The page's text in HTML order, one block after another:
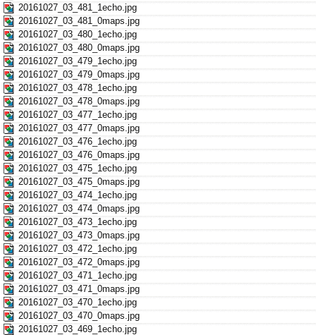
20161027_03_481_1echo.jpg
20161027_03_481_0maps.jpg
20161027_03_480_1echo.jpg
20161027_03_480_0maps.jpg
20161027_03_479_1echo.jpg
20161027_03_479_0maps.jpg
20161027_03_478_1echo.jpg
20161027_03_478_0maps.jpg
20161027_03_477_1echo.jpg
20161027_03_477_0maps.jpg
20161027_03_476_1echo.jpg
20161027_03_476_0maps.jpg
20161027_03_475_1echo.jpg
20161027_03_475_0maps.jpg
20161027_03_474_1echo.jpg
20161027_03_474_0maps.jpg
20161027_03_473_1echo.jpg
20161027_03_473_0maps.jpg
20161027_03_472_1echo.jpg
20161027_03_472_0maps.jpg
20161027_03_471_1echo.jpg
20161027_03_471_0maps.jpg
20161027_03_470_1echo.jpg
20161027_03_470_0maps.jpg
20161027_03_469_1echo.jpg